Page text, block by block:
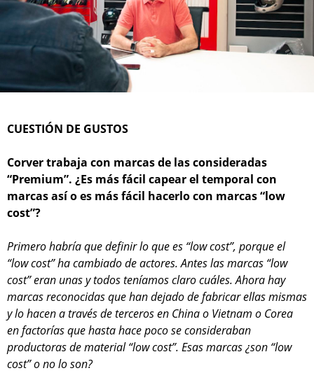
CUESTIÓN DE GUSTOS
Corver trabaja con marcas de las consideradas
“Premium”. ¿Es más fácil capear el temporal con
marcas así o es más fácil hacerlo con marcas “low
cost”?
Primero habría que definir lo que es “low cost”, porque el
“low cost” ha cambiado de actores. Antes las marcas “low
cost” eran unas y todos teníamos claro cuáles. Ahora hay
marcas reconocidas que han dejado de fabricar ellas mismas
y lo hacen a través de terceros en China o Vietnam o Corea
en factorías que hasta hace poco se consideraban
productoras de material “low cost”. Esas marcas ¿son “low
cost” o no lo son?